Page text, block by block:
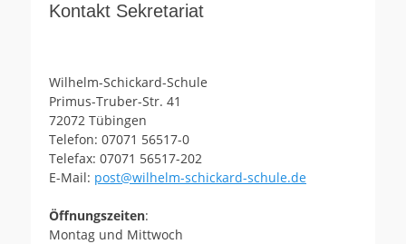
Kontakt Sekretariat
Wilhelm-Schickard-Schule
Primus-Truber-Str. 41
72072 Tübingen
Telefon: 07071 56517-0
Telefax: 07071 56517-202
E-Mail: post@wilhelm-schickard-schule.de
Öffnungszeiten:
Montag und Mittwoch